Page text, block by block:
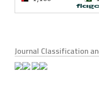
Journal Classification